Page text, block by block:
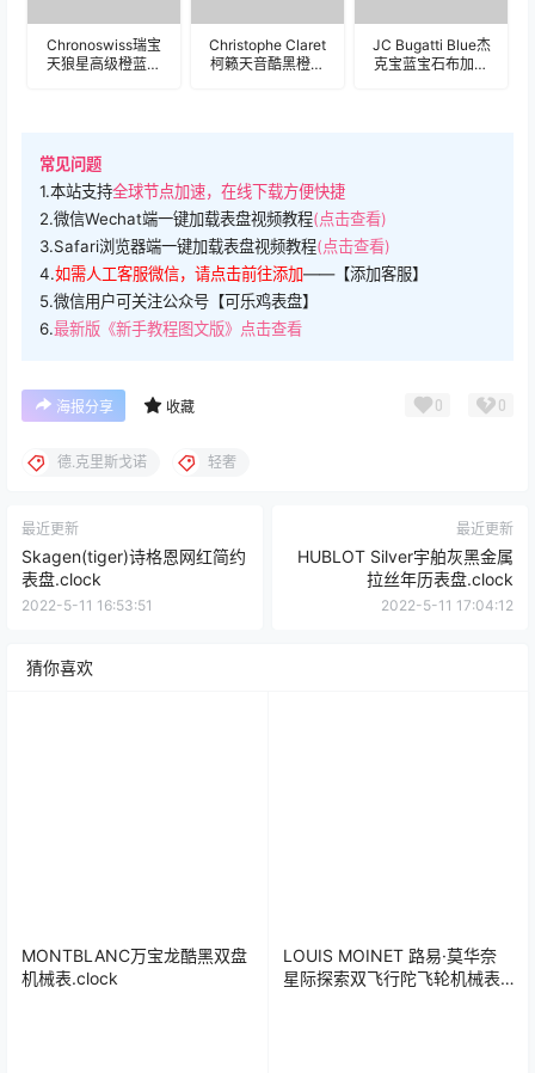
Chronoswiss瑞宝
天狼星高级橙蓝金
Christophe Claret
柯籁天音酷黑橙色
JC Bugatti Blue杰
克宝蓝宝石布加迪
常见问题
1.本站支持全球节点加速，在线下载方便快捷
2.微信Wechat端一键加载表盘视频教程(点击查看)
3.Safari浏览器端一键加载表盘视频教程(点击查看)
4.如需人工客服微信，请点击前往添加——【添加客服】
5.微信用户可关注公众号【可乐鸡表盘】
6.最新版《新手教程图文版》点击查看
海报分享 收藏 0 0
德.克里斯戈诺 轻奢
最近更新
Skagen(tiger)诗格恩网红简约
表盘.clock
2022-5-11 16:53:51
最近更新
HUBLOT Silver宇舶灰黑金属
拉丝年历表盘.clock
2022-5-11 17:04:12
猜你喜欢
MONTBLANC万宝龙酷黑双盘
机械表.clock
LOUIS MOINET 路易·莫华奈
星际探索双飞行陀飞轮机械表